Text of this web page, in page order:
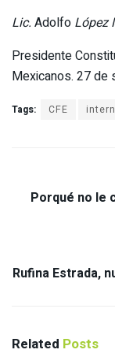
Lic. Adolfo López
Presidente
Mexicanos. 27 de
Tags: CFE
Porqué no le
Rufina Estrada,
Related Posts